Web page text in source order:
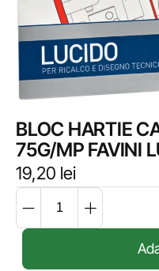
BLOC HARTIE
75G/MP FAVINI
19,20 lei